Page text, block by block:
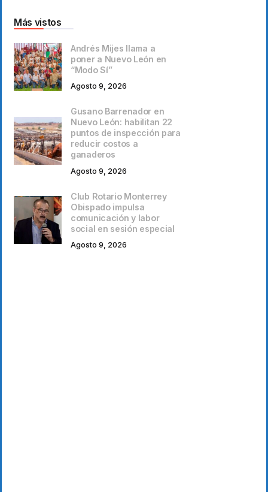
Más vistos
Andrés Mijes llama a
poner a Nuevo León en
“Modo Sí”
Agosto 9, 2026
Gusano Barrenador en
Nuevo León: habilitan 22
puntos de inspección para
reducir costos a
ganaderos
Agosto 9, 2026
Club Rotario Monterrey
Obispado impulsa
comunicación y labor
social en sesión especial
Agosto 9, 2026